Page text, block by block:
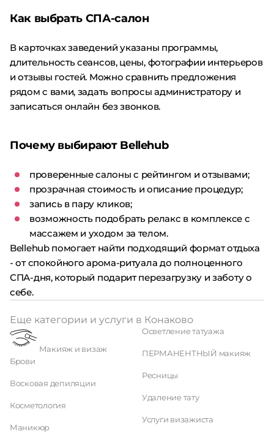
Как выбрать СПА-салон
В карточках заведений указаны программы,
длительность сеансов, цены, фотографии интерьеров
и отзывы гостей. Можно сравнить предложения
рядом с вами, задать вопросы администратору и
записаться онлайн без звонков.
Почему выбирают Bellehub
проверенные салоны с рейтингом и отзывами;
прозрачная стоимость и описание процедур;
запись в пару кликов;
возможность подобрать релакс в комплексе с
массажем и уходом за телом.
Bellehub помогает найти подходящий формат отдыха
- от спокойного арома-ритуала до полноценного
СПА-дня, который подарит перезагрузку и заботу о
себе.
Еще категории и услуги в Конаково
Макияж и визаж
Брови
Восковая депиляции
Косметология
Маникюр
Осветление татуажа
ПЕРМАНЕНТНЫЙ макияж
Ресницы
Удаление тату
Услуги визажиста